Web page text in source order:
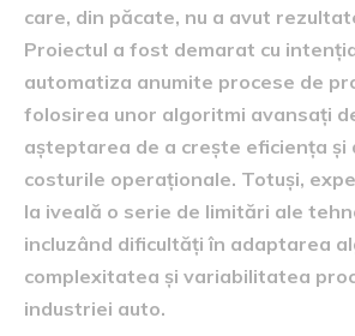
care, din păcate, nu a avut
Proiectul a fost demarat cu
automatiza anumite procese de
folosirea unor algoritmi avansați
așteptarea de a crește eficiența și
costurile operaționale. Totuși,
la iveală o serie de limitări ale
incluzând dificultăți în adaptarea
complexitatea și variabilitatea
industriei auto.